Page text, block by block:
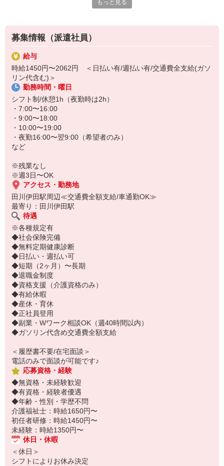
・食事や入浴などの介助
・外出の付き添い
・健康状態のチェック
など
お手伝いが中心なので無資格・未経験の方も大歓迎！すぐに慣れて
活躍できます◎
まずはお気軽にご応募ください♪
≪日収例≫※初任者研修修了者の場合
時給1450円×実働8h＝1万1600円
もっと見る
募集情報（派遣社員）
給与
時給1450円〜2062円 ＜日払い有/週払い有/交通費全支給(ガソ
リン代含む)＞
勤務時間・曜日
シフト制/休憩1h（夜勤時は2h）
・7:00〜16:00
・9:00〜18:00
・10:00〜19:00
・夜勤16:00〜翌9:00（希望者のみ）
など
※残業なし
※週3日〜OK
アクセス・勤務地
田川伊田駅周辺≪交通費全額支給/車通勤OK≫
最寄り：田川伊田駅
待遇
※各種規定有
◆社会保険完備
◆無料定期健康診断
◆日払い・週払い可
◆短期（2ヶ月）〜長期
◆退職金制度
◆資格支援（介護資格のみ）
◆有給休暇
◆産休・育休
◆正社員登用
◆副業・Wワーク相談OK（週40時間以内）
◆ガソリン代含め交通費全額支給
＜履歴書不要/在宅面談＞
電話のみで面談が可能です♪
応募資格・経験
◆無資格・未経験歓迎
◆有資格・経験者優遇
◆年齢・性別・学歴不問
介護福祉士：時給1650円〜
初任者研修：時給1450円〜
未経験：時給1350円〜
休日・休暇
＜休日＞
シフトによりお休み決定